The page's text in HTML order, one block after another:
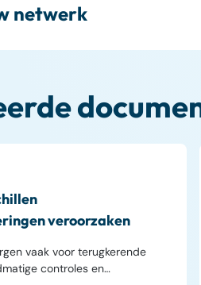
netwerk
veroorzaken
vaak voor terugkerende
controles en…